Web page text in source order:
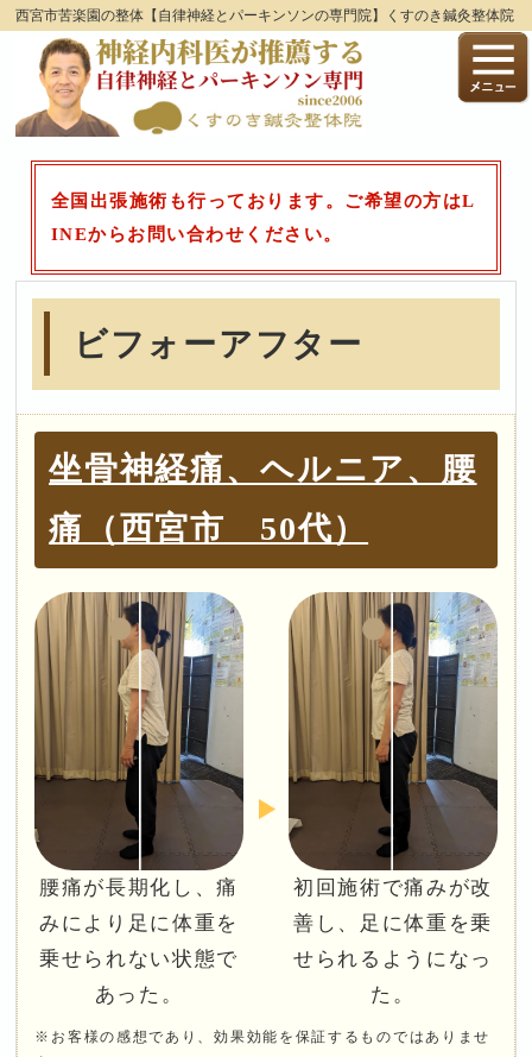
西宮市苦楽園の整体【自律神経とパーキンソンの専門院】くすのき鍼灸整体院
全国出張施術も行っております。ご希望の方はL
INEからお問い合わせください。
ビフォーアフター
坐骨神経痛、ヘルニア、腰
痛（西宮市 50代）
腰痛が長期化し、痛
みにより足に体重を
乗せられない状態で
あった。
初回施術で痛みが改
善し、足に体重を乗
せられるようになっ
た。
※お客様の感想であり、効果効能を保証するものではありませ